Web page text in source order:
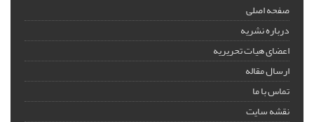
صفحه اصلی
درباره نشریه
اعضای هیات تحریریه
ارسال مقاله
تماس با ما
نقشه سایت